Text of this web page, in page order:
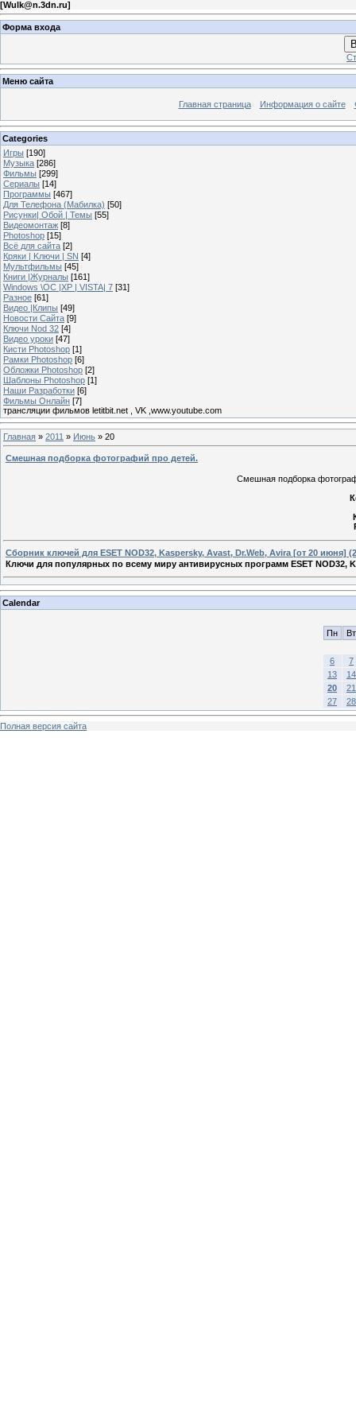
[Wulk@n.3dn.ru]
Форма входа
Меню сайта
Главная страница Информация о сайте
Categories
Игры [190]
Музыка [286]
Фильмы [299]
Сериалы [14]
Программы [467]
Для Телефона (Мабилка) [50]
Рисунки| Обой | Темы [55]
Видеомонтаж [8]
Photoshop [15]
Всё для сайта [2]
Кряки | Kлючи | SN [4]
Мультфильмы [45]
Книги |Журналы [161]
Windows \OC |XP | VISTA| 7 [31]
Разное [61]
Видео |Клипы [49]
Новости Сайта [9]
Ключи Nod 32 [4]
Видео уроки [47]
Кисти Photoshop [1]
Рамки Photoshop [6]
Обложки Photoshop [2]
Шаблоны Photoshop [1]
Наши Разработки [6]
Фильмы Онлайн [7]
трансляции фильмов letitbit.net , VK ,www.youtube.com
Главная » 2011 » Июнь » 20
Смешная подборка фотографий про детей.
Смешная подборка
Сборник ключей для ESET NOD32, Kaspersky, Avast, Dr.Web, Avira [от 20 июня]
Ключи для популярных по всему миру антивирусных программ ESET NOD32,
Calendar
Пн Вт
6
7
13
14
20
21
27
28
Полная версия сайта